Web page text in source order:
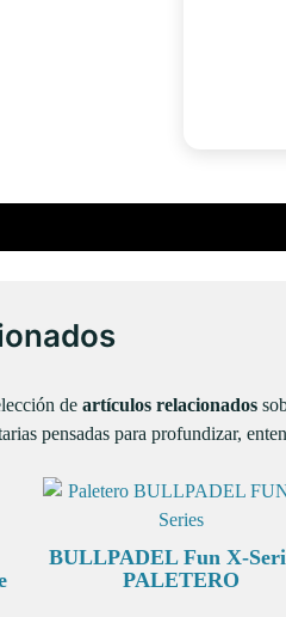
de artículos relacionados
pensadas para profundizar,
BULLPADEL Fun X-
PALETERO